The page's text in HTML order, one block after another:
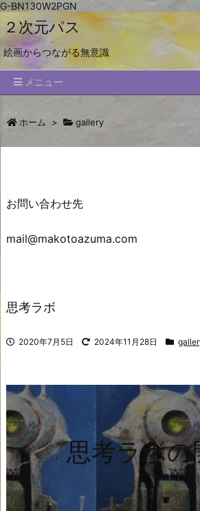
G-BN130W2PGN
２次元パス
絵画からつながる無意識
メニュー
ホーム > gallery
お問い合わせ先
mail@makotoazuma.com
思考ラボ
2020年7月5日 2024年11月28日
思考ラボの